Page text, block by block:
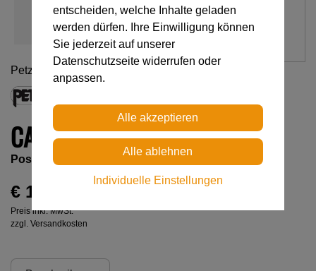
Petzl
CAPTIV (10ER PACK)
Positionierungsbügel für Karabiner (10er-Pack)
€ 16,00
Preis inkl. MwSt.
zzgl. Versandkosten
entscheiden, welche Inhalte geladen
werden dürfen. Ihre Einwilligung können
Sie jederzeit auf unserer
Datenschutzseite widerrufen oder
anpassen.
Individuelle Einstellungen